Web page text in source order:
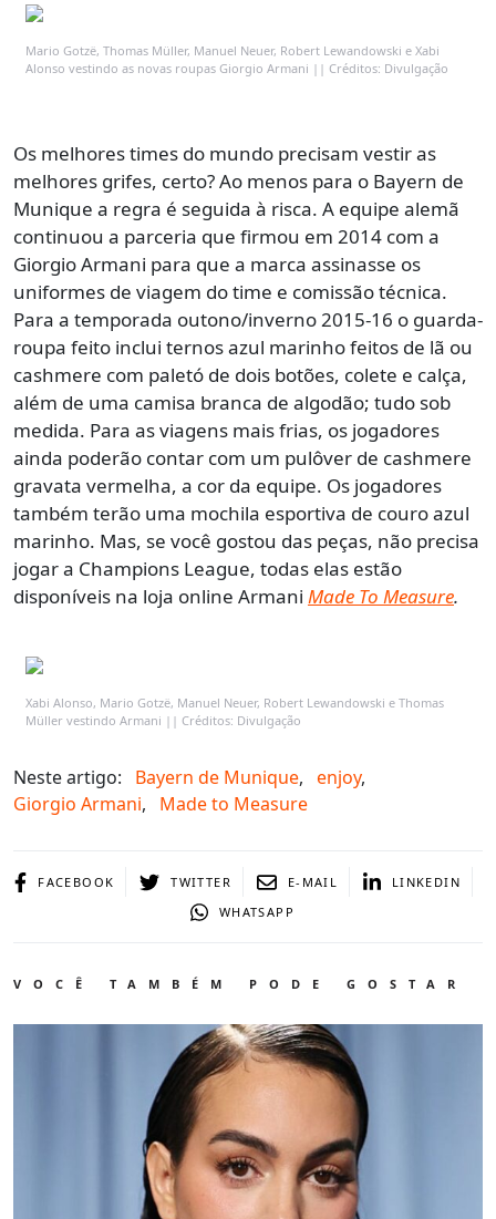
Mario Gotzë, Thomas Müller, Manuel Neuer, Robert Lewandowski e Xabi
Alonso vestindo as novas roupas Giorgio Armani || Créditos: Divulgação
Os melhores times do mundo precisam vestir as
melhores grifes, certo? Ao menos para o Bayern de
Munique a regra é seguida à risca. A equipe alemã
continuou a parceria que firmou em 2014 com a
Giorgio Armani para que a marca assinasse os
uniformes de viagem do time e comissão técnica.
Para a temporada outono/inverno 2015-16 o guarda-
roupa feito inclui ternos azul marinho feitos de lã ou
cashmere com paletó de dois botões, colete e calça,
além de uma camisa branca de algodão; tudo sob
medida. Para as viagens mais frias, os jogadores
ainda poderão contar com um pulôver de cashmere
gravata vermelha, a cor da equipe. Os jogadores
também terão uma mochila esportiva de couro azul
marinho. Mas, se você gostou das peças, não precisa
jogar a Champions League, todas elas estão
disponíveis na loja online Armani Made To Measure.
Xabi Alonso, Mario Gotzë, Manuel Neuer, Robert Lewandowski e Thomas
Müller vestindo Armani || Créditos: Divulgação
Neste artigo: Bayern de Munique, enjoy,
Giorgio Armani, Made to Measure
FACEBOOK TWITTER E-MAIL
LINKEDIN
WHATSAPP
VOCÊ TAMBÉM PODE GOSTAR